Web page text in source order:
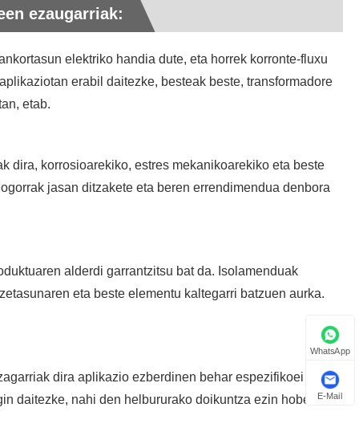
Javanese
فارسی
नेपाली
ລາວ
Euskal
ezaugarriak:
elektriko handia dute, eta horrek korronte-fluxu
erabil daitezke, besteak beste, transformadore
etab.
dira, korrosioarekiko, estres mekanikoarekiko eta beste
jasan ditzakete eta beren errendimendua denbora
alderdi garrantzitsu bat da. Isolamenduak
eta beste elementu kaltegarri batzuen aurka.
dira aplikazio ezberdinen behar espezifikoei
daitezke, nahi den helbururako doikuntza ezin hobea
WhatsApp
E-Mail